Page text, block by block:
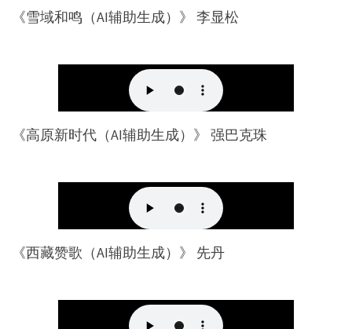
《雪域和鸣（AI辅助生成）》 李显松
《高原新时代（AI辅助生成）》 强巴克珠
《西藏赞歌（AI辅助生成）》 先丹